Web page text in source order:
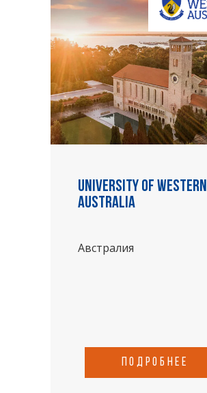
University of Western
Australia
Австралия
подробнее